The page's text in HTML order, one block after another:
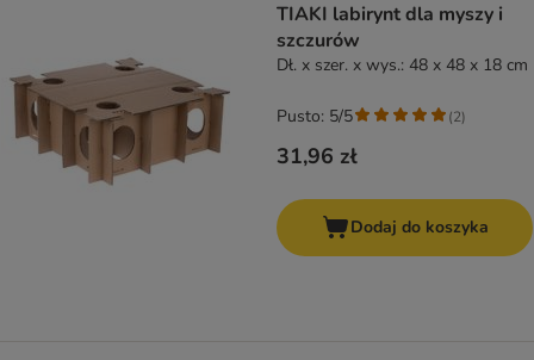
TIAKI labirynt dla myszy i
szczurów
Dł. x szer. x wys.: 48 x 48 x 18 cm
31,96 zł
Pusto: 5/5 (2)
Dodaj do koszyka